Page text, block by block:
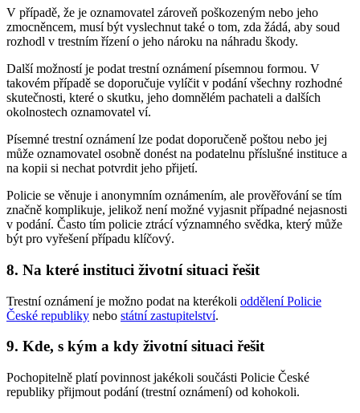
V případě, že je oznamovatel zároveň poškozeným nebo jeho
zmocněncem, musí být vyslechnut také o tom, zda žádá, aby soud
rozhodl v trestním řízení o jeho nároku na náhradu škody.
Další možností je podat trestní oznámení písemnou formou. V
takovém případě se doporučuje vylíčit v podání všechny rozhodné
skutečnosti, které o skutku, jeho domnělém pachateli a dalších
okolnostech oznamovatel ví.
Písemné trestní oznámení lze podat doporučeně poštou nebo jej
může oznamovatel osobně donést na podatelnu příslušné instituce a
na kopii si nechat potvrdit jeho přijetí.
Policie se věnuje i anonymním oznámením, ale prověřování se tím
značně komplikuje, jelikož není možné vyjasnit případné nejasnosti
v podání. Často tím policie ztrácí významného svědka, který může
být pro vyřešení případu klíčový.
8. Na které instituci životní situaci řešit
Trestní oznámení je možno podat na kterékoli oddělení Policie
České republiky nebo státní zastupitelství.
9. Kde, s kým a kdy životní situaci řešit
Pochopitelně platí povinnost jakékoli součásti Policie České
republiky přijmout podání (trestní oznámení) od kohokoli.